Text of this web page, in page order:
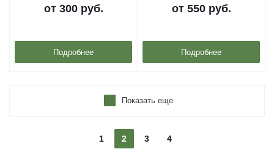
от 300 руб.
Подробнее
от 550 руб.
Подробнее
Показать еще
1 2 3 4